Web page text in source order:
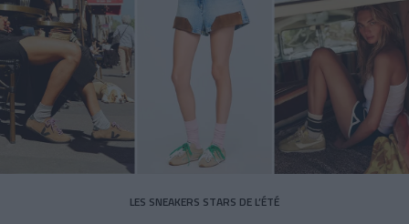
LES SNEAKERS STARS DE L’ÉTÉ